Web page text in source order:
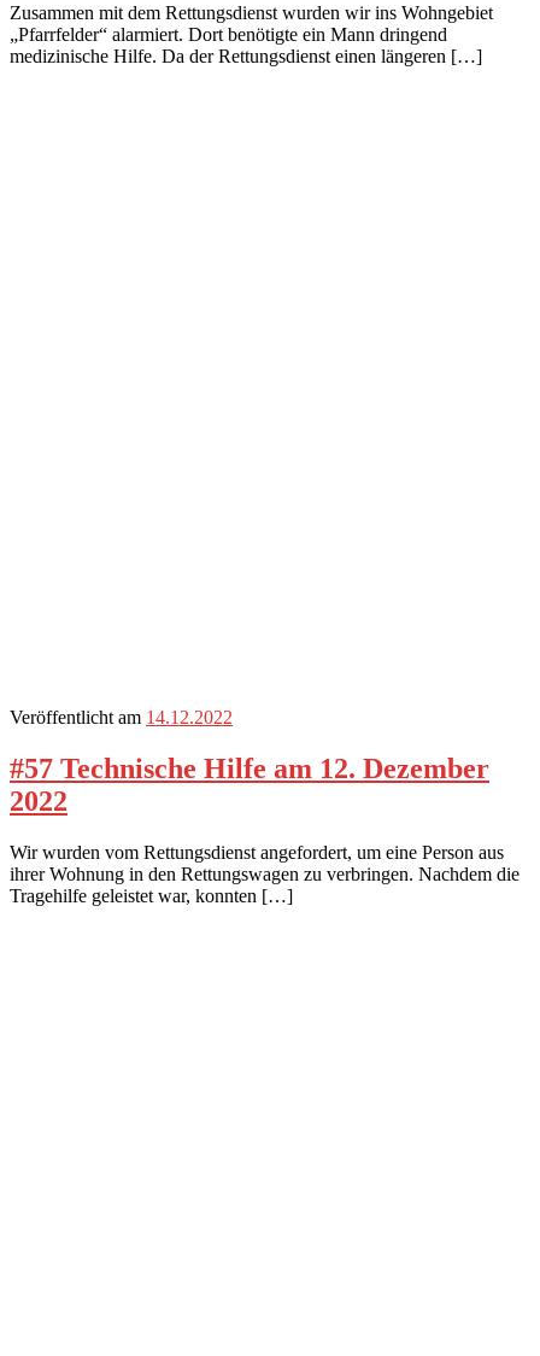
Zusammen mit dem Rettungsdienst wurden wir ins Wohngebiet
„Pfarrfelder“ alarmiert. Dort benötigte ein Mann dringend
medizinische Hilfe. Da der Rettungsdienst einen längeren […]
Veröffentlicht am 14.12.2022
#57 Technische Hilfe am 12. Dezember
2022
Wir wurden vom Rettungsdienst angefordert, um eine Person aus
ihrer Wohnung in den Rettungswagen zu verbringen. Nachdem die
Tragehilfe geleistet war, konnten […]